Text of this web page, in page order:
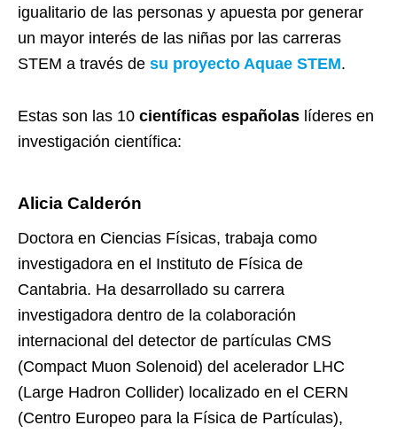
igualitario de las personas y apuesta por generar
un mayor interés de las niñas por las carreras
STEM a través de su proyecto Aquae STEM.
Estas son las 10 científicas españolas líderes en
investigación científica:
Alicia Calderón
Doctora en Ciencias Físicas, trabaja como
investigadora en el Instituto de Física de
Cantabria. Ha desarrollado su carrera
investigadora dentro de la colaboración
internacional del detector de partículas CMS
(Compact Muon Solenoid) del acelerador LHC
(Large Hadron Collider) localizado en el CERN
(Centro Europeo para la Física de Partículas),